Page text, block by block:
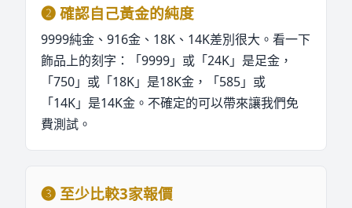
❷ 確認自己黃金的純度
9999純金、916金、18K、14K差別很大。看一下
飾品上的刻字：「9999」或「24K」是足金，
「750」或「18K」是18K金，「585」或
「14K」是14K金。不確定的可以帶來讓我們免
費測試。
❸ 至少比較3家報價